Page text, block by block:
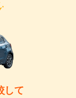
して